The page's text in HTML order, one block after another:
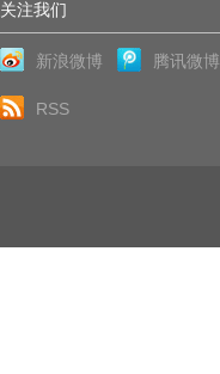
关注我们
新浪微博 腾讯微博
RSS